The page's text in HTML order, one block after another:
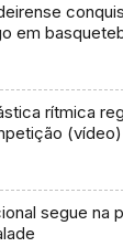
em
rítmica
(vídeo)
segue na